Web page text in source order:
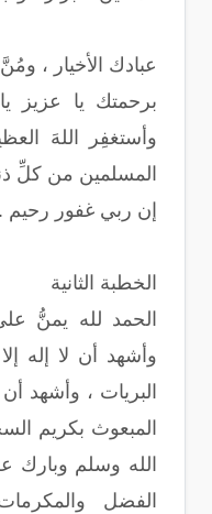
عبادك الأخيار ،
برحمتك يا عزيز
وأستغفِر اللهَ
المسلمين من كلِّ
إن ربي غفور رحيم .
الخطبة الثانية
الحمد لله يمنُّ
وأشهد أن لا إله
البريات ، وأشهد
المبعوث بكريم
الله وسلم وبارك
الفضل